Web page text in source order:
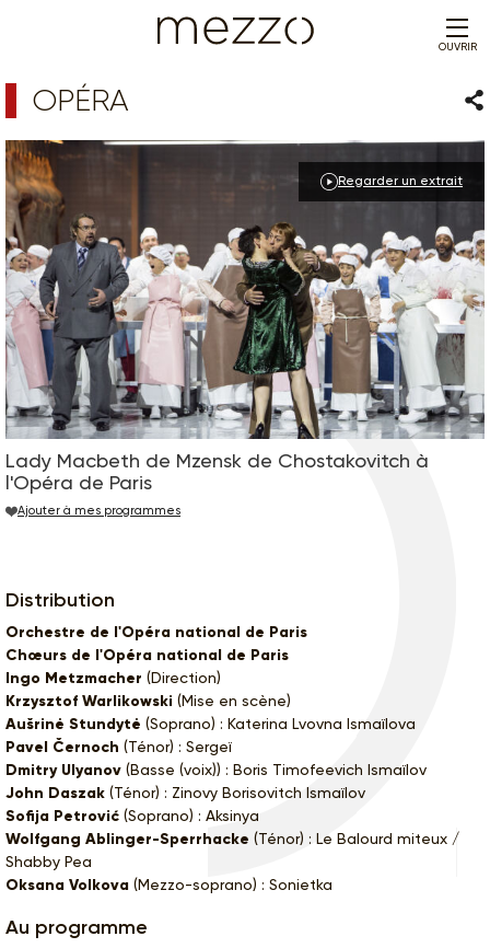
OUVRIR
OPÉRA
Lady Macbeth de Mzensk de Chostakovitch à
l'Opéra de Paris
Regarder un extrait
Ajouter à mes programmes
Distribution
Orchestre de l'Opéra national de Paris
Chœurs de l'Opéra national de Paris
Ingo Metzmacher (Direction)
Krzysztof Warlikowski (Mise en scène)
Aušrinė Stundytė (Soprano) : Katerina Lvovna Ismaïlova
Pavel Černoch (Ténor) : Sergeï
Dmitry Ulyanov (Basse (voix)) : Boris Timofeevich Ismaïlov
John Daszak (Ténor) : Zinovy Borisovitch Ismaïlov
Sofija Petrović (Soprano) : Aksinya
Wolfgang Ablinger-Sperrhacke (Ténor) : Le Balourd miteux /
Shabby Pea
Oksana Volkova (Mezzo-soprano) : Sonietka
Au programme